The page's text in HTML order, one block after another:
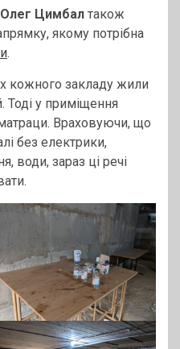
Олег Цимбал також
якому потрібна
.
кожного закладу жили
у приміщення
Враховуючи, що
без електрики,
води, зараз ці речі